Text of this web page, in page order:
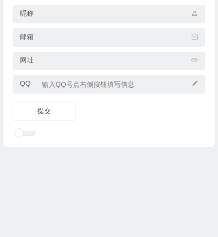
昵称
邮箱
网址
QQ